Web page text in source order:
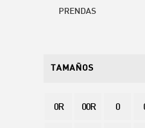
PRENDAS
TAMAÑOS
0R 00R 0